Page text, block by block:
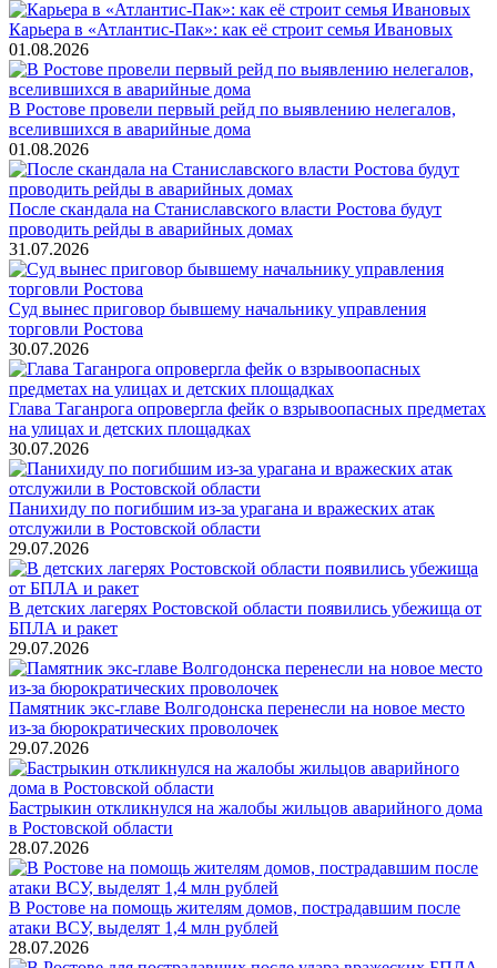
Карьера в «Атлантис-Пак»: как её строит семья Ивановых
01.08.2026
В Ростове провели первый рейд по выявлению нелегалов,
вселившихся в аварийные дома
01.08.2026
После скандала на Станиславского власти Ростова будут
проводить рейды в аварийных домах
31.07.2026
Суд вынес приговор бывшему начальнику управления
торговли Ростова
30.07.2026
Глава Таганрога опровергла фейк о взрывоопасных предметах
на улицах и детских площадках
30.07.2026
Панихиду по погибшим из-за урагана и вражеских атак
отслужили в Ростовской области
29.07.2026
В детских лагерях Ростовской области появились убежища от
БПЛА и ракет
29.07.2026
Памятник экс-главе Волгодонска перенесли на новое место
из-за бюрократических проволочек
29.07.2026
Бастрыкин откликнулся на жалобы жильцов аварийного дома
в Ростовской области
28.07.2026
В Ростове на помощь жителям домов, пострадавшим после
атаки ВСУ, выделят 1,4 млн рублей
28.07.2026